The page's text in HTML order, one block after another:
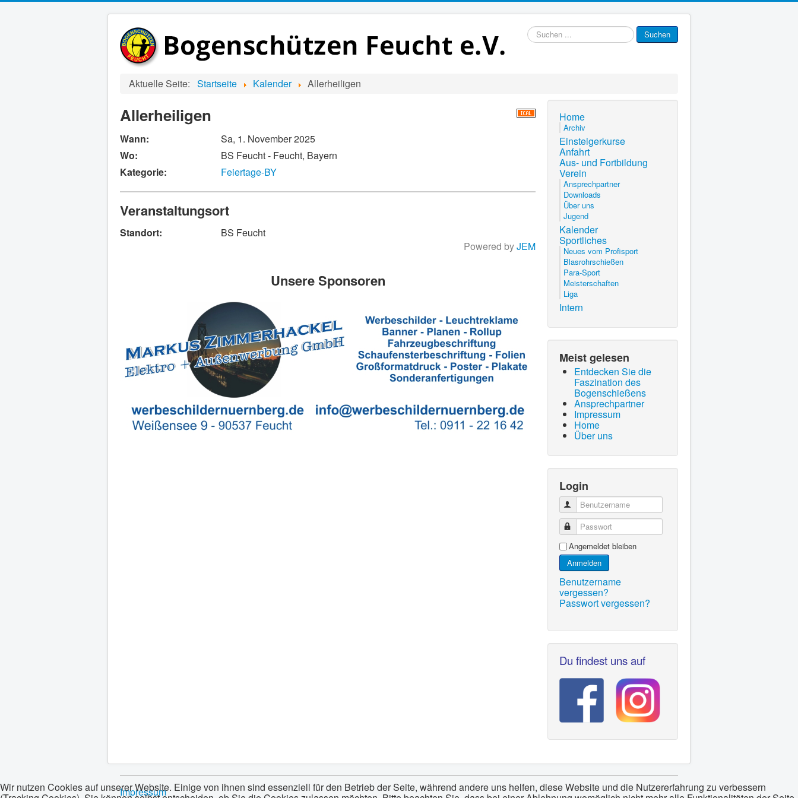
Suchen
...
Suchen
Aktuelle Seite: Startseite Kalender Allerheiligen
Allerheiligen
Wann:
Sa, 1. November 2025
Wo:
BS Feucht - Feucht, Bayern
Kategorie:
Feiertage-BY
Veranstaltungsort
Standort:
BS Feucht
Powered byJEM
Unsere Sponsoren
Home
Archiv
Einsteigerkurse
Anfahrt
Aus- und Fortbildung
Verein
Ansprechpartner
Downloads
Über uns
Jugend
Kalender
Sportliches
Neues vom Profisport
Blasrohrschießen
Para-Sport
Meisterschaften
Liga
Intern
Meist gelesen
Entdecken Sie die
Faszination des
Bogenschießens
Ansprechpartner
Impressum
Home
Über uns
Login
Benutzername
Passwort
Angemeldet bleiben
Anmelden
Benutzername
vergessen?
Passwort vergessen?
Du findest uns auf
Impressum
Wir nutzen Cookies auf unserer Website. Einige von ihnen sind essenziell für den Betrieb der Seite, während andere uns helfen, diese Website und die Nutzererfahrung zu verbessern